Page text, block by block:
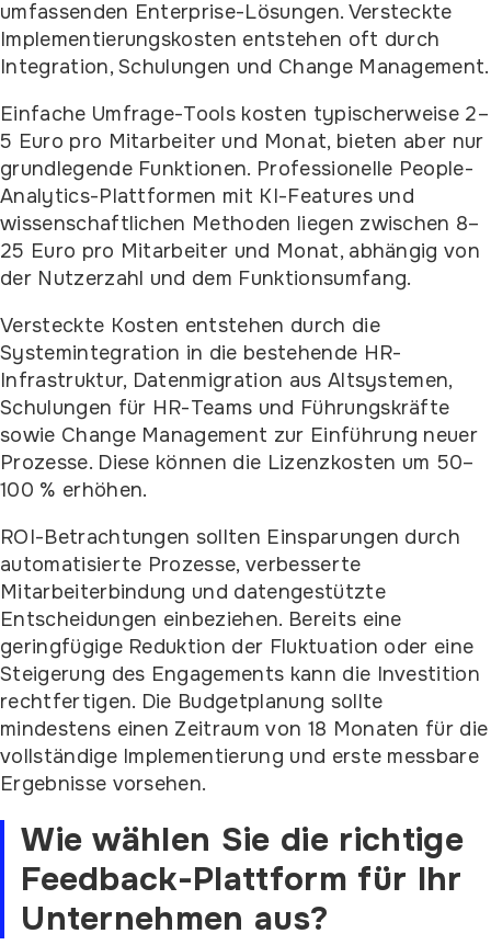
umfassenden Enterprise-Lösungen. Versteckte
Implementierungskosten entstehen oft durch
Integration, Schulungen und Change Management.
Einfache Umfrage-Tools kosten typischerweise 2–
5 Euro pro Mitarbeiter und Monat, bieten aber nur
grundlegende Funktionen. Professionelle People-
Analytics-Plattformen mit KI-Features und
wissenschaftlichen Methoden liegen zwischen 8–
25 Euro pro Mitarbeiter und Monat, abhängig von
der Nutzerzahl und dem Funktionsumfang.
Versteckte Kosten entstehen durch die
Systemintegration in die bestehende HR-
Infrastruktur, Datenmigration aus Altsystemen,
Schulungen für HR-Teams und Führungskräfte
sowie Change Management zur Einführung neuer
Prozesse. Diese können die Lizenzkosten um 50–
100 % erhöhen.
ROI-Betrachtungen sollten Einsparungen durch
automatisierte Prozesse, verbesserte
Mitarbeiterbindung und datengestützte
Entscheidungen einbeziehen. Bereits eine
geringfügige Reduktion der Fluktuation oder eine
Steigerung des Engagements kann die Investition
rechtfertigen. Die Budgetplanung sollte
mindestens einen Zeitraum von 18 Monaten für die
vollständige Implementierung und erste messbare
Ergebnisse vorsehen.
Wie wählen Sie die richtige
Feedback-Plattform für Ihr
Unternehmen aus?